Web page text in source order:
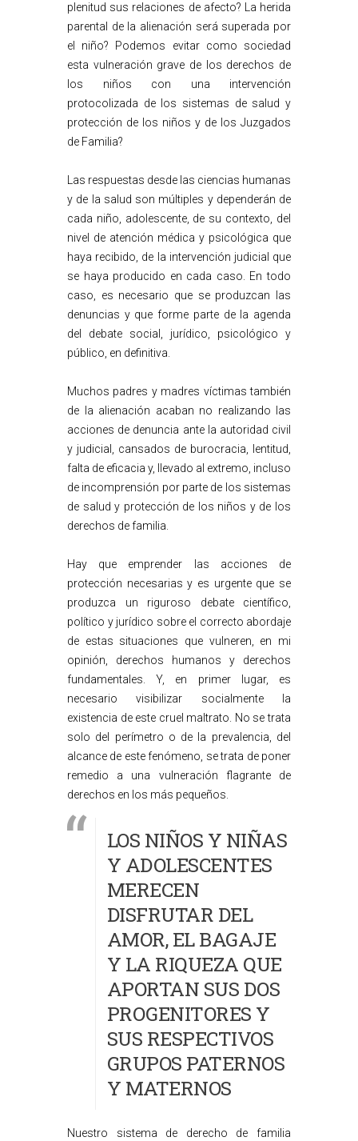
plenitud sus relaciones de afecto? La herida
parental de la alienación será superada por
el niño? Podemos evitar como sociedad
esta vulneración grave de los derechos de
los niños con una intervención
protocolizada de los sistemas de salud y
protección de los niños y de los Juzgados
de Familia?
Las respuestas desde las ciencias humanas
y de la salud son múltiples y dependerán de
cada niño, adolescente, de su contexto, del
nivel de atención médica y psicológica que
haya recibido, de la intervención judicial que
se haya producido en cada caso. En todo
caso, es necesario que se produzcan las
denuncias y que forme parte de la agenda
del debate social, jurídico, psicológico y
público, en definitiva.
Muchos padres y madres víctimas también
de la alienación acaban no realizando las
acciones de denuncia ante la autoridad civil
y judicial, cansados de burocracia, lentitud,
falta de eficacia y, llevado al extremo, incluso
de incomprensión por parte de los sistemas
de salud y protección de los niños y de los
derechos de familia.
Hay que emprender las acciones de
protección necesarias y es urgente que se
produzca un riguroso debate científico,
político y jurídico sobre el correcto abordaje
de estas situaciones que vulneren, en mi
opinión, derechos humanos y derechos
fundamentales. Y, en primer lugar, es
necesario visibilizar socialmente la
existencia de este cruel maltrato. No se trata
solo del perímetro o de la prevalencia, del
alcance de este fenómeno, se trata de poner
remedio a una vulneración flagrante de
derechos en los más pequeños.
LOS NIÑOS Y NIÑAS
Y ADOLESCENTES
MERECEN
DISFRUTAR DEL
AMOR, EL BAGAJE
Y LA RIQUEZA QUE
APORTAN SUS DOS
PROGENITORES Y
SUS RESPECTIVOS
GRUPOS PATERNOS
Y MATERNOS
Nuestro sistema de derecho de familia